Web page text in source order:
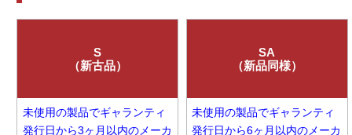
S
（新古品）
未使用の製品でギャランティ
発行日から3ヶ月以内のメーカ
SA
（新品同様）
未使用の製品でギャランティ
発行日から6ヶ月以内のメーカ